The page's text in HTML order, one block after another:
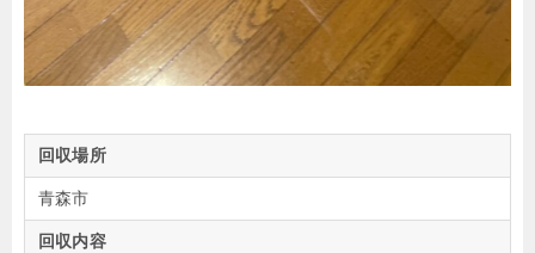
回収場所
青森市
回収内容